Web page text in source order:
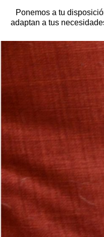
Ponemos a tu
adaptan a tus